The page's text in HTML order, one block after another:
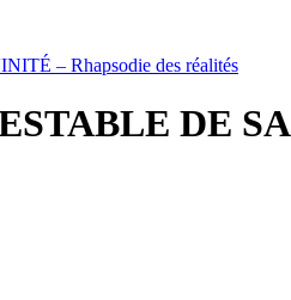
– Rhapsodie des réalités
DE